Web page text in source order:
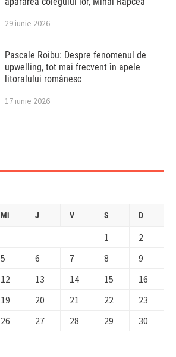
29 iunie 2026
Pascale Roibu: Despre fenomenul de
upwelling, tot mai frecvent în apele
litoralului românesc
17 iunie 2026
Mi J V S D
1
2
5 6 7 8
9
12 13 14 15
16
19 20 21 22
23
26 27 28 29
30